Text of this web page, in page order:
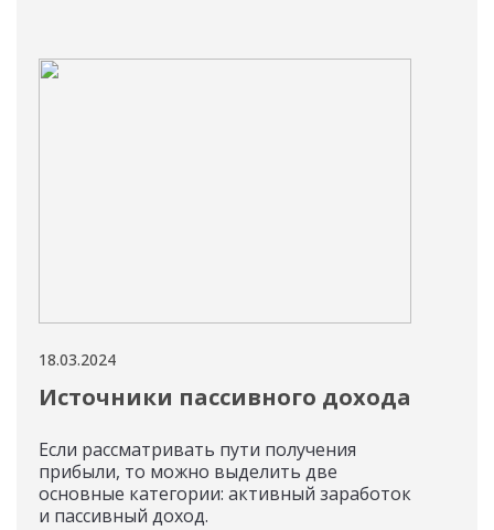
18.03.2024
Источники пассивного дохода
Если рассматривать пути получения
прибыли, то можно выделить две
основные категории: активный заработок
и пассивный доход.